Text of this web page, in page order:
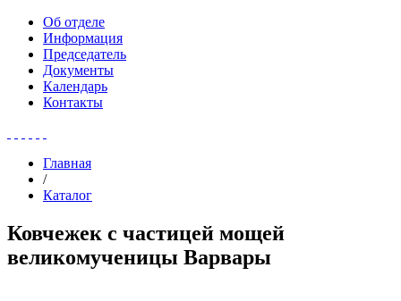
Об отделе
Информация
Председатель
Документы
Календарь
Контакты
Главная
/
Каталог
Ковчежек с частицей мощей
великомученицы Варвары